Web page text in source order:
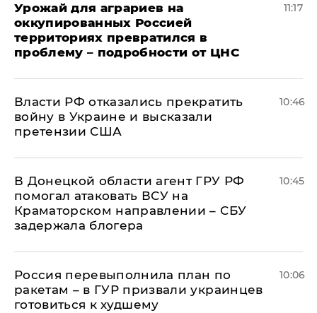
Урожай для аграриев на
оккупированных Россией
территориях превратился в
проблему – подробности от ЦНС
11:17
Власти РФ отказались прекратить
войну в Украине и высказали
претензии США
10:46
В Донецкой области агент ГРУ РФ
помогал атаковать ВСУ на
Краматорском направлении – СБУ
задержала блогера
10:45
Россия перевыполнила план по
ракетам – в ГУР призвали украинцев
готовиться к худшему
10:06